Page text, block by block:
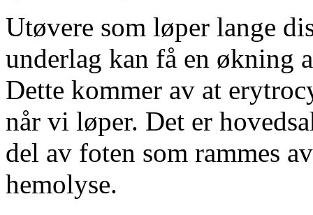
Utøvere som løper lange
underlag kan få en økning
Dette kommer av at
når vi løper. Det er
del av foten som rammes
hemolyse.